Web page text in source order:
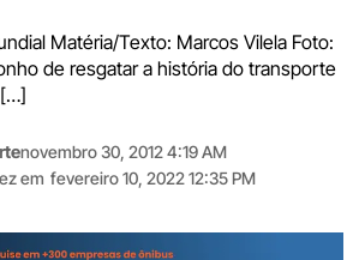
Matéria/Texto: Marcos Vilela Foto:
de resgatar a história do transporte
novembro 30, 2012 4:19 AM
em fevereiro 10, 2022 12:35 PM